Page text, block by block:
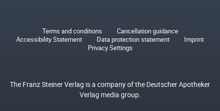
Terms and conditions
Cancellation guidance
Accessibility Statement
Data protection statement
Imprint
Privacy Settings
The Franz Steiner Verlag is a company of the Deutscher Apotheker
Verlag media group.